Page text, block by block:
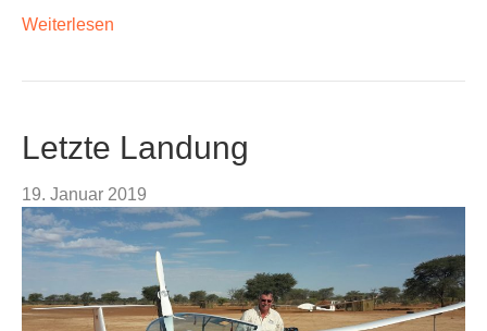
Weiterlesen
Letzte Landung
19. Januar 2019